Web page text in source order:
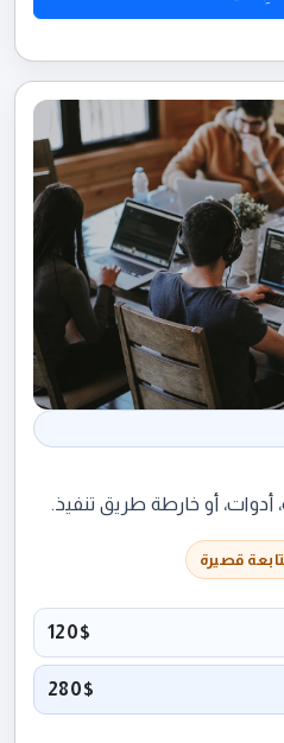
أدوات، أو خارطة طريق تنفيذ.
قصيرة
120$
280$